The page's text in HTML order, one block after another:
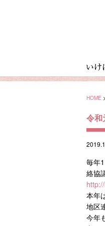
HOME >
令和
毎年
絡協
本年
地区
今年